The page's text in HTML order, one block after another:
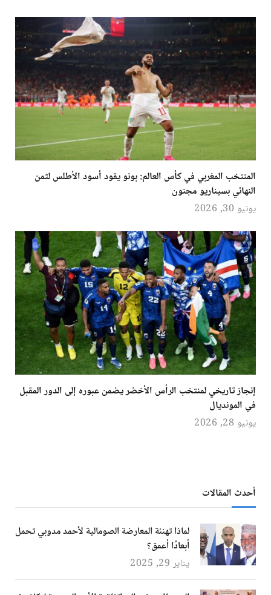
المنتخب المغربي في كأس العالم: بونو يقود أسود الأطلس لثمن
النهائي بسيناريو مجنون
يونيو 30, 2026
إنجاز تاريخي لمنتخب الرأس الأخضر يضمن عبوره إلى الدور المقبل
في المونديال
يونيو 28, 2026
أحدث المقالات
لماذا تهنئة المعارضة الصومالية لأحمد مدوبي تحمل
أبعادًا أعمق؟
يناير 29, 2025